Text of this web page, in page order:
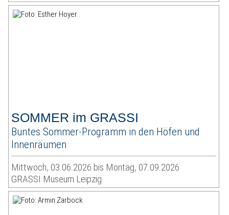
SOMMER im GRASSI
Buntes Sommer-Programm in den Höfen und
Innenräumen
Mittwoch, 03.06.2026 bis Montag, 07.09.2026
GRASSI Museum Leipzig